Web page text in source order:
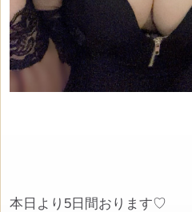
本日より5日間おります♡